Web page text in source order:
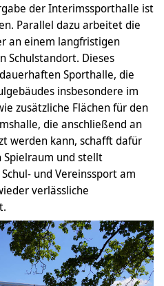
der Interimssporthalle ist
Parallel dazu arbeitet die
an einem langfristigen
Schulstandort. Dieses
Sporthalle, die
insbesondere im
zusätzliche Flächen für den
die anschließend an
werden kann, schafft dafür
und stellt
und Vereinssport am
verlässliche